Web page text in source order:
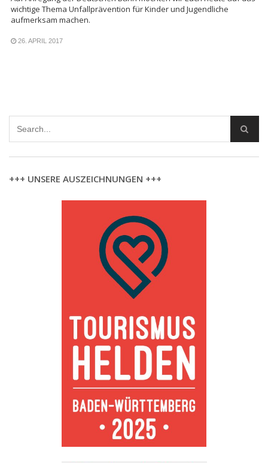
wichtige Thema Unfallprävention für Kinder und Jugendliche
aufmerksam machen.
26. APRIL 2017
+++ UNSERE AUSZEICHNUNGEN +++